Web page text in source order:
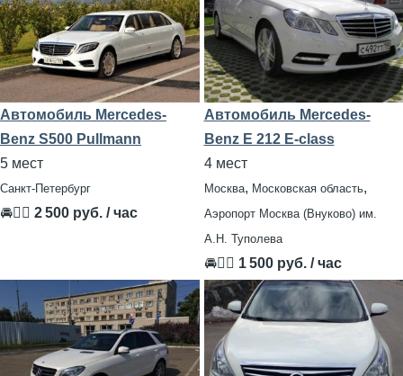
Автомобиль Mercedes-
Benz S500 Pullmann
5 мест
Санкт-Петербург
🚘👨‍✈ 2 500 руб. / час
Автомобиль Mercedes-
Benz E 212 E-class
4 мест
Москва, Московская область,
Аэропорт Москва (Внуково) им.
А.Н. Туполева
🚘👨‍✈ 1 500 руб. / час